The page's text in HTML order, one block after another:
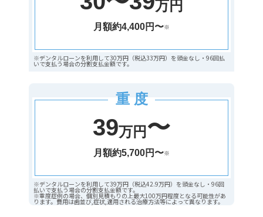
万円
月額約4,400円〜※
※デンタルローンを利用して30万円（税込33万円）を頭金なし・96回払
いで支払う場合の分割支払金額です。
重 度
39万円 〜
月額約5,700円〜※
※デンタルローンを利用して39万円（税込42.9万円）を頭金なし・96回
払いで支払う場合の分割支払金額です。
※重度症例の場合、個別見積もりの上最大100万円程度となる可能性があ
ります。費用は歯並び,症状,適用される治療方法等によって異なります。